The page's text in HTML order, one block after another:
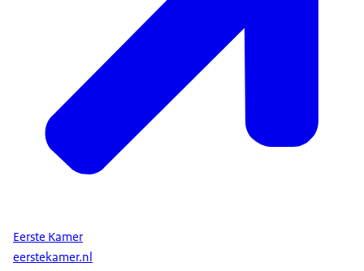
Eerste Kamer
eerstekamer.nl